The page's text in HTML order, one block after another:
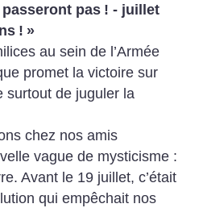
pas ! - juillet
! »
au sein de l’Armée
promet la victoire sur
surtout de juguler la
chez nos amis
vague de mysticisme :
Avant le 19 juillet, c’était
qui empêchait nos